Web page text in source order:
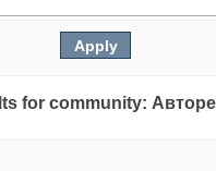
for community: